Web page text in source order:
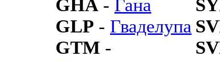
GHA - Гана
GLP - Гваделупа
GTM -